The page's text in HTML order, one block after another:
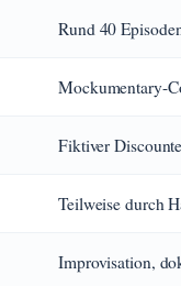
Rund 40
Mockumentary-
Fiktiver
Teilweise durch
Improvisation,